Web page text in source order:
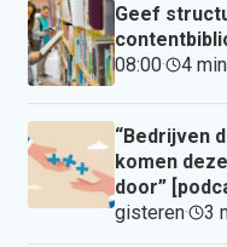
Geef
08:00· 4 min
“Bedrijven
komen
door”
gisteren· 3